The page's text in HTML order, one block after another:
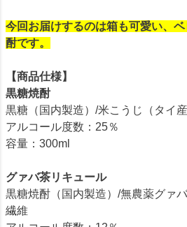
今回お届けするのは箱も可愛い、
酎です。
【商品仕様】
黒糖焼酎
黒糖（国内製造）/米こうじ（タイ産
アルコール度数：25％
容量：300ml
グァバ茶リキュール
黒糖焼酎（国内製造）/無農薬グァ
繊維